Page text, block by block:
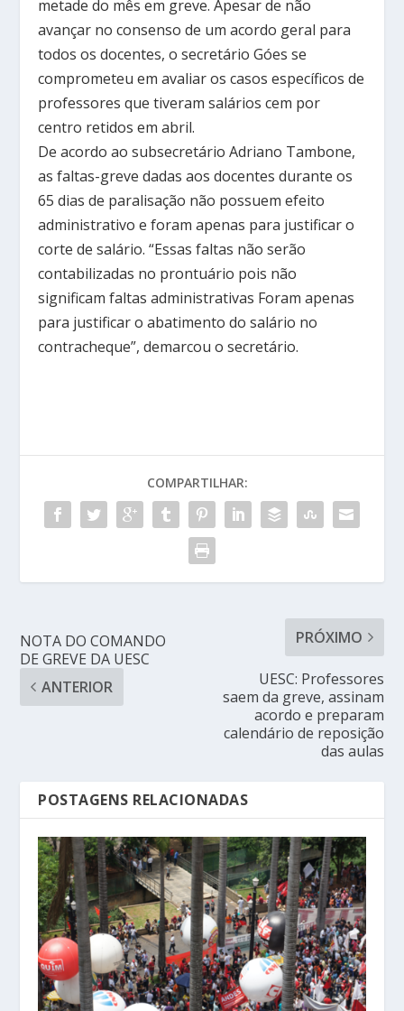
metade do mês em greve. Apesar de não
avançar no consenso de um acordo geral para
todos os docentes, o secretário Góes se
comprometeu em avaliar os casos específicos de
professores que tiveram salários cem por
centro retidos em abril.
De acordo ao subsecretário Adriano Tambone,
as faltas-greve dadas aos docentes durante os
65 dias de paralisação não possuem efeito
administrativo e foram apenas para justificar o
corte de salário. “Essas faltas não serão
contabilizadas no prontuário pois não
significam faltas administrativas Foram apenas
para justificar o abatimento do salário no
contracheque”, demarcou o secretário.
COMPARTILHAR:
NOTA DO COMANDO
DE GREVE DA UESC
ANTERIOR
PRÓXIMO
UESC: Professores
saem da greve, assinam
acordo e preparam
calendário de reposição
das aulas
POSTAGENS RELACIONADAS